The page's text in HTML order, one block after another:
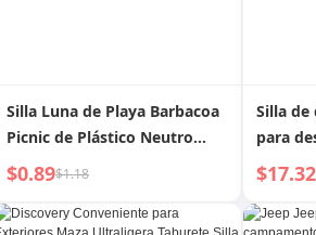
Silla Luna de Playa Barbacoa
Picnic de Plástico Neutro
para Exteriores
$0.89$1.18
Silla
para
$17.32